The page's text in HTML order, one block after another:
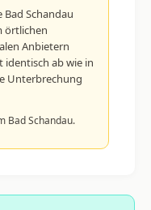
Schandau
örtlichen
Anbietern
identisch ab wie in
Unterbrechung
Bad Schandau.